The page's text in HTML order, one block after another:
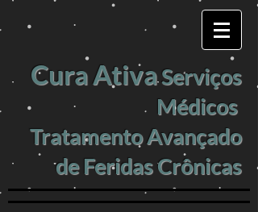
Cura AtivaServiços
Médicos
Tratamento Avançado
de Feridas Crônicas